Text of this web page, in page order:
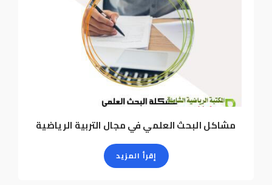
مشاكل البحث العلمي في مجال التربية الرياضية
إقرأ المزيد